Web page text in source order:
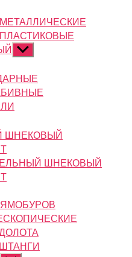
Показывать
подменю
ШНЕКОВЫЙ
ШНЕКОВЫЙ